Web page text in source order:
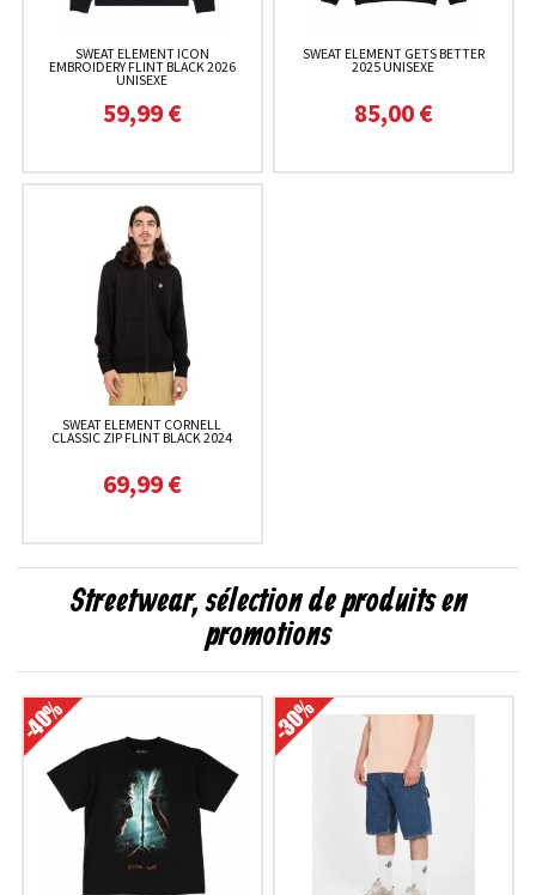
SWEAT ELEMENT ICON
EMBROIDERY FLINT BLACK 2026
UNISEXE
59,99 €
SWEAT ELEMENT GETS BETTER
2025 UNISEXE
85,00 €
SWEAT ELEMENT CORNELL
CLASSIC ZIP FLINT BLACK 2024
69,99 €
Streetwear, sélection de produits en
promotions